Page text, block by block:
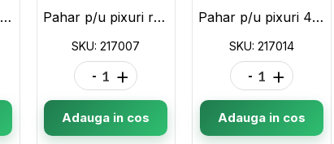
Suport pentru hirtie (pe masa) 07139 Pahar p/u pixuri rotund (piele eco)ML24-4 217007
SKU: 217007
- +
Adauga in cos
Pahar p/u pixuri 4in1 (piele eco)ML24-5 217014
SKU: 217014
- +
Adauga in cos